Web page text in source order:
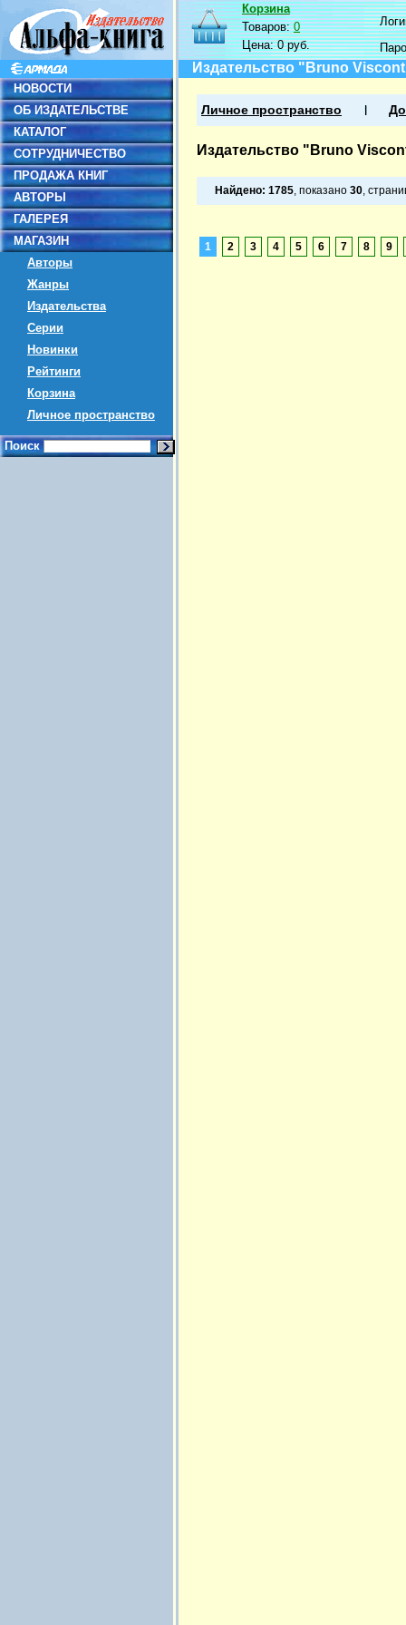
НОВОСТИ
ОБ ИЗДАТЕЛЬСТВЕ
КАТАЛОГ
СОТРУДНИЧЕСТВО
ПРОДАЖА КНИГ
АВТОРЫ
ГАЛЕРЕЯ
МАГАЗИН
Авторы
Жанры
Издательства
Серии
Новинки
Рейтинги
Корзина
Личное пространство
Поиск
Корзина
Товаров:0
Цена:0 руб.
Издательство "Bruno
Личное пространство
Издательство "Bruno
Найдено: 1785, показано 30,
1 2 3 4 5 6 7 8 9